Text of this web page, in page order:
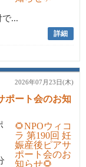
...
詳細
2026年07月23日(木)
ポート会のお知